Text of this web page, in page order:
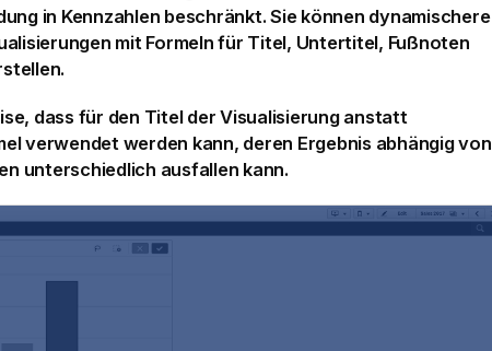
in Kennzahlen beschränkt. Sie können dynamischere
mit Formeln für Titel, Untertitel, Fußnoten
dass für den Titel der Visualisierung anstatt
verwendet werden kann, deren Ergebnis abhängig von
unterschiedlich ausfallen kann.